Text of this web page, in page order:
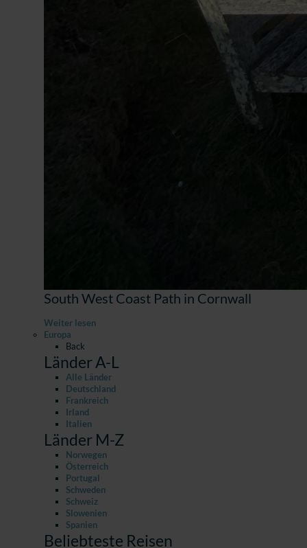
South West Coast Path in Cornwall
Weiter lesen
Europa
Back
Länder A-L
Alle Länder
Deutschland
Frankreich
Irland
Italien
Länder M-Z
Norwegen
Österreich
Portugal
Schweden
Schweiz
Slowenien
Spanien
Beliebteste Reisen